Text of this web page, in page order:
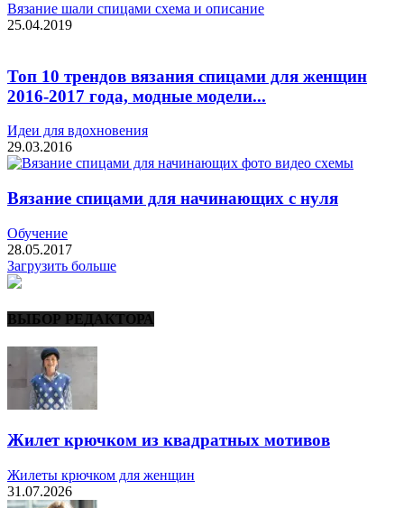
Вязание шали спицами схема и описание
25.04.2019
Топ 10 трендов вязания спицами для женщин
2016-2017 года, модные модели...
Идеи для вдохновения
29.03.2016
Вязание спицами для начинающих с нуля
Обучение
28.05.2017
Загрузить больше
ВЫБОР РЕДАКТОРА
Жилет крючком из квадратных мотивов
Жилеты крючком для женщин
31.07.2026